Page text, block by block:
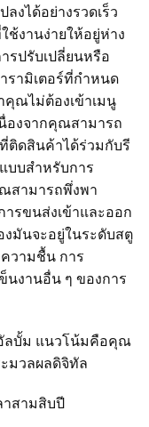
งได้อย่างรวดเร็ว
ช้งานง่ายให้อยู่ห่าง
รปรับเปลี่ยนหรือ
รามิเตอร์ที่กำหนด
ณไม่ต้องเข้าเมนู
นื่องจากคุณสามารถ
ติดสินค้าได้ร่วมกับรี
บบสำหรับการ
สามารถพึ่งพา
ารขนส่งเข้าและออก
มันจะอยู่ในระดับสตู
วามชื้น การ
นงานอื่น ๆ ของการ
ลบั้ม แนวโน้มคือคุณ
ะมวลผลดิจิทัล
าสามสิบปี